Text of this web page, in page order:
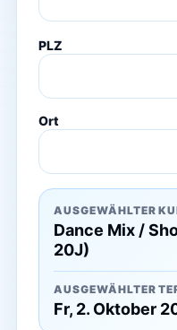
PLZ
Ort
AUSGEWÄHLTER
Dance Mix /
20J)
AUSGEWÄHLTER
Fr, 2. Oktober